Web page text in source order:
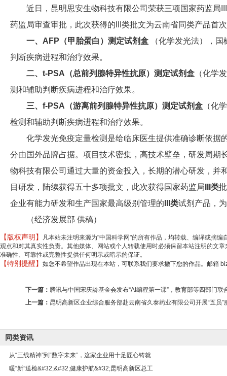
近日，昆明思安生物科技有限公司荣获三项国家药监局
药监局审查审批，此次获得的III类批文为云南省同类产品首
一、AFP（甲胎蛋白）测定试剂盒
（化学发光法），
判断疾病进程和治疗效果。
二、t-PSA（总前列腺特异性抗原）测定试剂盒 （化学
测和辅助判断疾病进程和治疗效果。
三、f-PSA（游离前列腺特异性抗原）测定试剂盒 （化
检测和辅助判断疾病进程和治疗效果。
化学发光免疫定量检测是给临床医生提供准确诊断依据
分由国外品牌占据。项目技术密集，高技术壁垒，研发周
物科技有限公司通过大量的资金投入，长期的潜心研发，
目研发，陆续获得五十多项批文，此次获得国家药监局 III类
企业有能力研发和生产国家最高级别管理的 III类试剂产品，
（经济发展部 供稿）
【版权声明】
凡本站未注明来源为"中国科学网"的所有作品，均转载、编译或摘
观点和对其真实性负责。其他媒体、网站或个人转载使用时必须保留本站注明的文
准确性、可靠性或完整性提供任何明示或暗示的保证。
【特别提醒】 如您不希望作品出现在本站，可联系我们要求撤下您的作品。邮箱
下一篇： 腾讯与中国宋庆龄基金会发布“AI编程第一课”，教育部等四部门联
上一篇： 昆明高新区企业综合服务部赴云南省久泰药业有限公司开展“五员”
同类资讯
从“三线精神”到“数字未来”，这家企业用十足匠心铸就
暖“新”送检&#32;&#32;健康护航&#32;昆明高新区总工